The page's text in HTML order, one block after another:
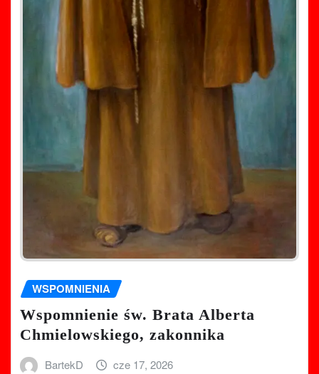
WSPOMNIENIA
Wspomnienie św. Brata Alberta
Chmielowskiego, zakonnika
BartekD cze 17, 2026